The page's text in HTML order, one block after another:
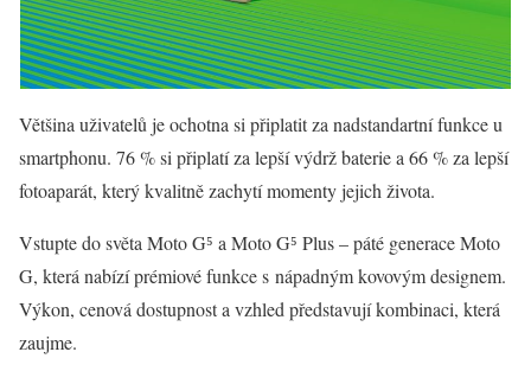
Většina uživatelů je ochotna si připlatit za nadstandartní funkce u
smartphonu. 76 % si připlatí za lepší výdrž baterie a 66 % za lepší
fotoaparát, který kvalitně zachytí momenty jejich života.
Vstupte do světa Moto G⁵ a Moto G⁵ Plus – páté generace Moto
G, která nabízí prémiové funkce s nápadným kovovým designem.
Výkon, cenová dostupnost a vzhled představují kombinaci, která
zaujme.